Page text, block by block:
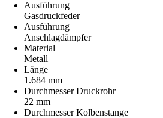
Ausführung
Gasdruckfeder
Ausführung
Anschlagdämpfer
Material
Metall
Länge
1.684 mm
Durchmesser Druckrohr
22 mm
Durchmesser Kolbenstange